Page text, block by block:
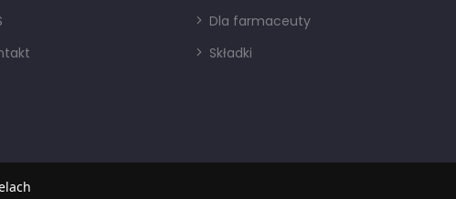
Dla farmaceuty
Składki